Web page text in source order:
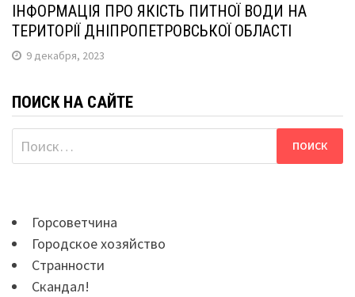
ІНФОРМАЦІЯ ПРО ЯКІСТЬ ПИТНОЇ ВОДИ НА
ТЕРИТОРІЇ ДНІПРОПЕТРОВСЬКОЇ ОБЛАСТІ
9 декабря, 2023
ПОИСК НА САЙТЕ
Найти:
Горсоветчина
Городское хозяйство
Странности
Скандал!